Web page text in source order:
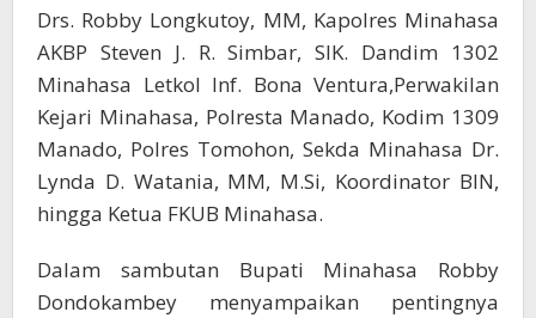
Drs. Robby Longkutoy, MM, Kapolres Minahasa
AKBP Steven J. R. Simbar, SIK. Dandim 1302
Minahasa Letkol Inf. Bona Ventura,Perwakilan
Kejari Minahasa, Polresta Manado, Kodim 1309
Manado, Polres Tomohon, Sekda Minahasa Dr.
Lynda D. Watania, MM, M.Si, Koordinator BIN,
hingga Ketua FKUB Minahasa.
Dalam sambutan Bupati Minahasa Robby
Dondokambey menyampaikan pentingnya